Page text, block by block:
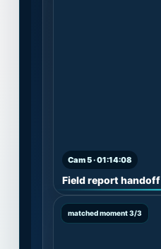
Cam 5 · 01:14:08
Field report handoff
matched moment 3/3